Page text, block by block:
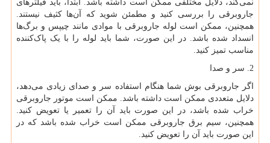
نمی‌کند، دلایل مختلفی ممکن است داشته باشد. ابتدا، باید فیلترهای
جاروبرقی را بررسی کنید و مطمئن شوید که آن‌ها کثیف نیستند.
همچنین، ممکن است لوله جاروبرقی با موادی مانند چیپس و برگ‌ها
انسداد شده باشد. در این صورت، شما باید لوله را با یک پاک‌کننده
مناسب تمیز کنید.
2. سر و صدا
اگر جاروبرقی بوش شما هنگام استفاده سر و صدای زیادی می‌دهد،
دلایل متعددی ممکن است داشته باشد. ممکن است موتور جاروبرقی
خراب شده باشد، در این صورت باید آن را تعمیر یا تعویض کنید.
همچنین، سیم برق جاروبرقی ممکن است خراب شده باشد که در
این صورت باید آن را تعویض کنید.